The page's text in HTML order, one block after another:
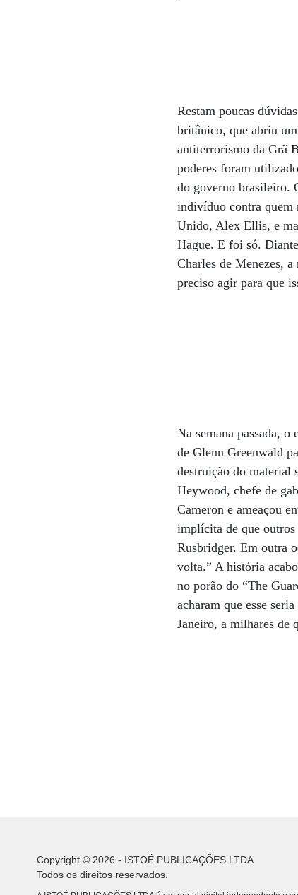
Restam poucas
britânico, que abriu
antiterrorismo da Grã
poderes foram
do governo brasileiro.
indivíduo contra quem
Unido, Alex Ellis, e
Hague. E foi só.
Charles de Menezes,
preciso agir para que
Na semana passada,
de Glenn Greenwald
destruição do material
Heywood, chefe de
Cameron e ameaçou
implícita de que outros
Rusbridger. Em outra
volta.” A história
no porão do “The
acharam que esse
Janeiro, a milhares de
Copyright © 2026 - ISTOÉ PUBLICAÇÕES LTDA
Todos os direitos reservados.